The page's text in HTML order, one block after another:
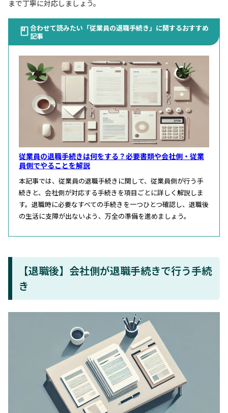
まで丁寧に対応しましょう。
合わせて読みたい「従業員の退職手続き」に関するおすすめ
記事
従業員の退職手続きは何をする？必要書類や会社側・従業
員側でやることを解説
本記事では、従業員の退職手続きに関して、従業員側が行う手
続きと、会社側が対応する手続きを項目ごとに詳しく解説しま
す。退職時に必要なすべての手続きを一つひとつ確認し、退職後
の生活に支障が出ないよう、万全の準備を進めましょう。
【退職後】会社側が退職手続きで行う手続
き